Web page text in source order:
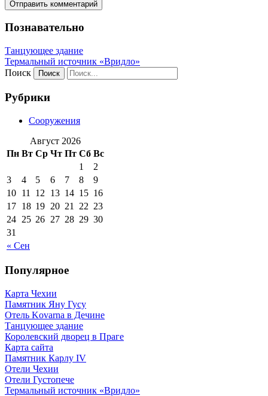
Познавательно
Танцующее здание
Термальный источник «Вридло»
Поиск
Рубрики
Сооружения
Август 2026
Пн Вт Ср Чт Пт Сб Вс
« Сен
1
2
3
4 5 6 7 8
9
10 11 12 13 14 15 16
17 18 19 20 21 22 23
24 25 26 27 28 29 30
31
Популярное
Карта Чехии
Памятник Яну Гусу
Отель Kovarna в Дечине
Танцующее здание
Королевский дворец в Праге
Карта сайта
Памятник Карлу IV
Отели Чехии
Отели Густопече
Термальный источник «Вридло»